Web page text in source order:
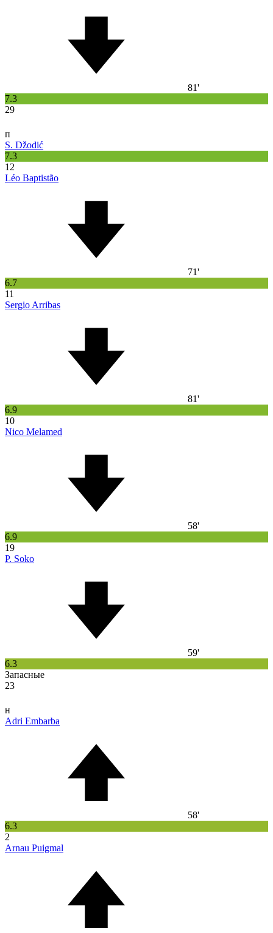
81'
7.3
29
п
S. Džodić
7.3
12
Léo Baptistão
71'
6.7
11
Sergio Arribas
81'
6.9
10
Nico Melamed
58'
6.9
19
P. Soko
59'
6.3
Запасные
23
н
Adri Embarba
58'
6.3
2
Arnau Puigmal